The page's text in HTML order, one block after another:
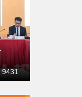
9431